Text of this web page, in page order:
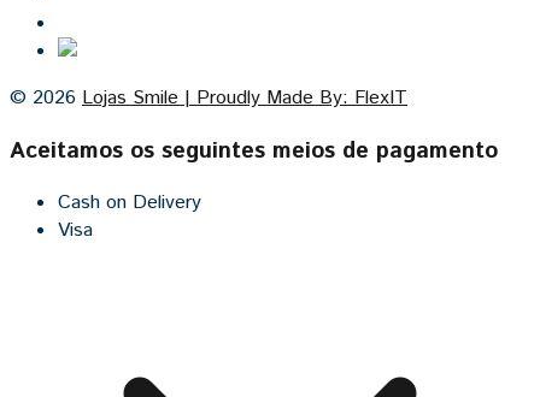
© 2026 Lojas Smile | Proudly Made By: FlexIT
Aceitamos os seguintes meios de pagamento
Cash on Delivery
Visa